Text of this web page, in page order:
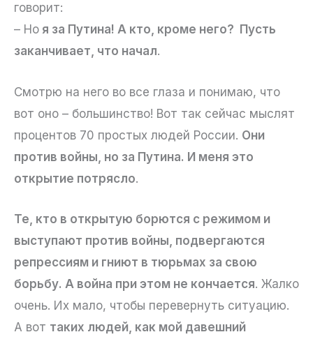
говорит:
– Но я за Путина! А кто, кроме него? Пусть
заканчивает, что начал.
Смотрю на него во все глаза и понимаю, что
вот оно – большинство! Вот так сейчас мыслят
процентов 70 простых людей России. Они
против войны, но за Путина. И меня это
открытие потрясло.
Те, кто в открытую борются с режимом и
выступают против войны, подвергаются
репрессиям и гниют в тюрьмах за свою
борьбу. А война при этом не кончается. Жалко
очень. Их мало, чтобы перевернуть ситуацию.
А вот таких людей, как мой давешний